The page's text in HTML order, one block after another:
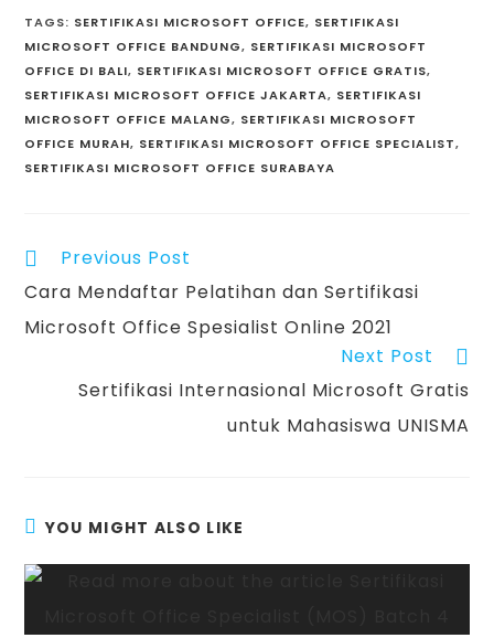
TAGS: SERTIFIKASI MICROSOFT OFFICE, SERTIFIKASI
MICROSOFT OFFICE BANDUNG, SERTIFIKASI MICROSOFT
OFFICE DI BALI, SERTIFIKASI MICROSOFT OFFICE GRATIS,
SERTIFIKASI MICROSOFT OFFICE JAKARTA, SERTIFIKASI
MICROSOFT OFFICE MALANG, SERTIFIKASI MICROSOFT
OFFICE MURAH, SERTIFIKASI MICROSOFT OFFICE SPECIALIST,
SERTIFIKASI MICROSOFT OFFICE SURABAYA
Previous Post
Cara Mendaftar Pelatihan dan Sertifikasi
Microsoft Office Spesialist Online 2021
Next Post
Sertifikasi Internasional Microsoft Gratis
untuk Mahasiswa UNISMA
YOU MIGHT ALSO LIKE